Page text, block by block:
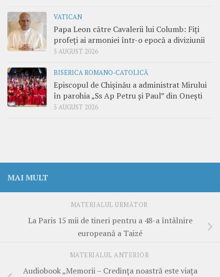
VATICAN
Papa Leon către Cavalerii lui Columb: Fiți
profeți ai armoniei într-o epocă a diviziunii
5 AUGUST 2026
BISERICA ROMANO-CATOLICĂ
Episcopul de Chișinău a administrat Mirului
în parohia „Ss Ap Petru și Paul” din Onești
5 AUGUST 2026
MAI MULT
MATERIALUL URMĂTOR
La Paris 15 mii de tineri pentru a 48-a întâlnire
europeană a Taizé
MATERIALUL ANTERIOR
Audiobook „Memorii – Credința noastră este viața